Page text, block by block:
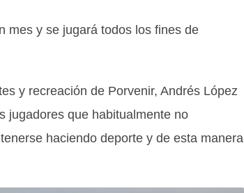
mes y se jugará todos los fines de
y recreación de Porvenir, Andrés López
jugadores que habitualmente no
haciendo deporte y de esta manera